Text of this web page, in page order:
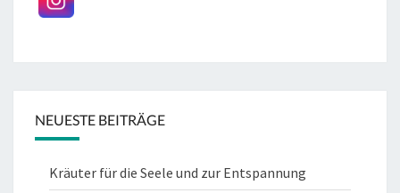
NEUESTE BEITRÄGE
Kräuter für die Seele und zur Entspannung